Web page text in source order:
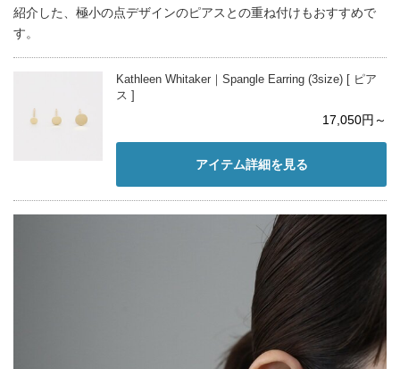
紹介した、極小の点デザインのピアスとの重ね付けもおすすめで
す。
Kathleen Whitaker｜Spangle Earring (3size) [ ピア
ス ]
17,050円～
アイテム詳細を見る